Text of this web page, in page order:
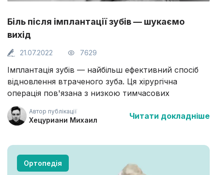
Біль після імплантації зубів — шукаємо
вихід
21.07.2022 7629
Імплантація зубів — найбільш ефективний спосіб
відновлення втраченого зуба. Ця хірургічна
операція пов'язана з низкою тимчасових
незручностей, зокрема, больовими відчуттями.
Біль після імплантації зубів — явище поширене.
Розповідаємо, як з ним правильно боротися, щоб
Автор публікації
Хецуриани Михаил Читати докладніше
Ортопедія